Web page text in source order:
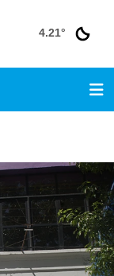
4.21°